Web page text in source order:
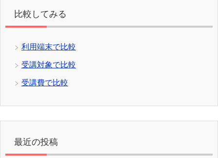
比較してみる
利用端末で比較
受講対象で比較
受講費で比較
最近の投稿